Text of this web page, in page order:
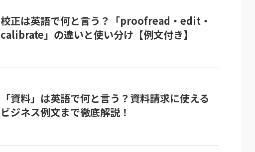
校正は英語で何と言う？「proofread・edit・
calibrate」の違いと使い分け【例文付き】
「資料」は英語で何と言う？資料請求に使える
ビジネス例文まで徹底解説！